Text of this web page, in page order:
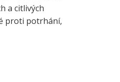
a citlivých
proti potrhání,